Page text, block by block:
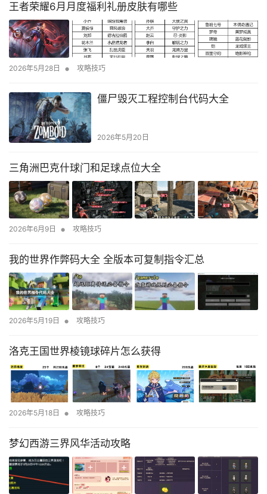
王者荣耀6月月度福利礼册皮肤有哪些
2026年5月28日 • 攻略技巧
僵尸毁灭工程控制台代码大全
2026年5月20日
三角洲巴克什球门和足球点位大全
2026年6月9日 • 攻略技巧
我的世界作弊码大全 全版本可复制指令汇总
2026年5月19日 • 攻略技巧
洛克王国世界棱镜球碎片怎么获得
2026年5月18日 • 攻略技巧
梦幻西游三界风华活动攻略